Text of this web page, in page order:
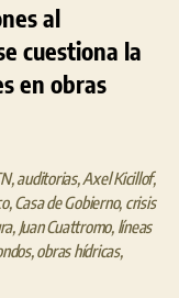
al
cuestiona la
en obras
, auditorias, Axel Kicillof,
, Casa de Gobierno, crisis
, Juan Cuattromo, líneas
, obras hídricas,